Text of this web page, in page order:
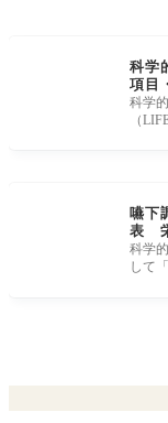
科学
項目
科学
（
嚥下
表
科学
して